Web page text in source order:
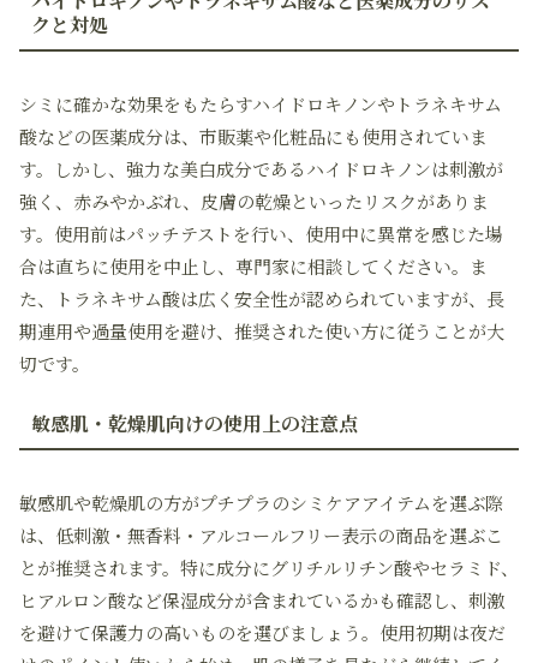
クと対処
シミに確かな効果をもたらすハイドロキノンやトラネキサム
酸などの医薬成分は、市販薬や化粧品にも使用されていま
す。しかし、強力な美白成分であるハイドロキノンは刺激が
強く、赤みやかぶれ、皮膚の乾燥といったリスクがありま
す。使用前はパッチテストを行い、使用中に異常を感じた場
合は直ちに使用を中止し、専門家に相談してください。ま
た、トラネキサム酸は広く安全性が認められていますが、長
期連用や過量使用を避け、推奨された使い方に従うことが大
切です。
敏感肌・乾燥肌向けの使用上の注意点
敏感肌や乾燥肌の方がプチプラのシミケアアイテムを選ぶ際
は、低刺激・無香料・アルコールフリー表示の商品を選ぶこ
とが推奨されます。特に成分にグリチルリチン酸やセラミド、
ヒアルロン酸など保湿成分が含まれているかも確認し、刺激
を避けて保護力の高いものを選びましょう。使用初期は夜だ